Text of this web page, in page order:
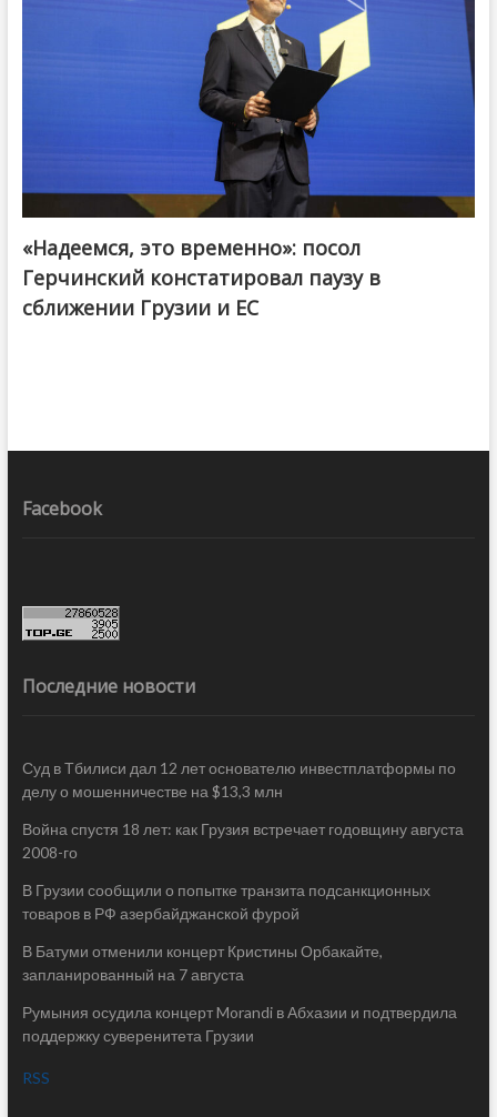
«Надеемся, это временно»: посол
Герчинский констатировал паузу в
сближении Грузии и ЕС
Facebook
Последние новости
Суд в Тбилиси дал 12 лет основателю инвестплатформы по
делу о мошенничестве на $13,3 млн
Война спустя 18 лет: как Грузия встречает годовщину августа
2008-го
В Грузии сообщили о попытке транзита подсанкционных
товаров в РФ азербайджанской фурой
В Батуми отменили концерт Кристины Орбакайте,
запланированный на 7 августа
Румыния осудила концерт Morandi в Абхазии и подтвердила
поддержку суверенитета Грузии
RSS